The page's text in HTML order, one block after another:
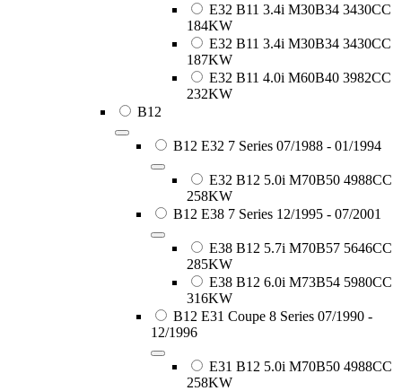
E32 B11 3.4i M30B34 3430CC
184KW
E32 B11 3.4i M30B34 3430CC
187KW
E32 B11 4.0i M60B40 3982CC
232KW
B12
B12 E32 7 Series 07/1988 - 01/1994
E32 B12 5.0i M70B50 4988CC
258KW
B12 E38 7 Series 12/1995 - 07/2001
E38 B12 5.7i M70B57 5646CC
285KW
E38 B12 6.0i M73B54 5980CC
316KW
B12 E31 Coupe 8 Series 07/1990 -
12/1996
E31 B12 5.0i M70B50 4988CC
258KW